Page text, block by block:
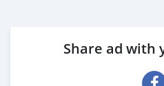
Share ad with